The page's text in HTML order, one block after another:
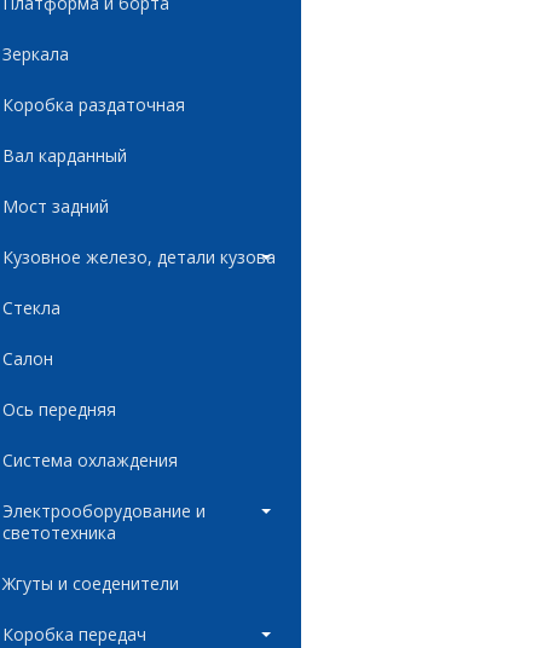
Зеркала
Коробка раздаточная
Вал карданный
Мост задний
Кузовное железо, детали кузова
Стекла
Салон
Ось передняя
Система охлаждения
Электрооборудование и
светотехника
Жгуты и соеденители
Коробка передач